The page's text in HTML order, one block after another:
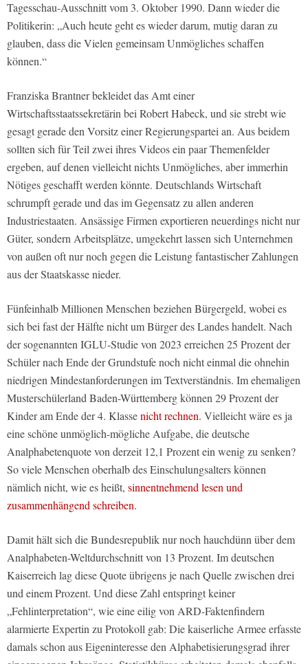
Tagesschau-Ausschnitt vom 3. Oktober 1990. Dann wieder die
Politikerin: „Auch heute geht es wieder darum, mutig daran zu
glauben, dass die Vielen gemeinsam Unmögliches schaffen
können.“
Franziska Brantner bekleidet das Amt einer
Wirtschaftsstaatssekretärin bei Robert Habeck, und sie strebt wie
gesagt gerade den Vorsitz einer Regierungspartei an. Aus beidem
sollten sich für Teil zwei ihres Videos ein paar Themenfelder
ergeben, auf denen vielleicht nichts Unmögliches, aber immerhin
Nötiges geschafft werden könnte. Deutschlands Wirtschaft
schrumpft gerade und das im Gegensatz zu allen anderen
Industriestaaten. Ansässige Firmen exportieren neuerdings nicht nur
Güter, sondern Arbeitsplätze, umgekehrt lassen sich Unternehmen
von außen oft nur noch gegen die Leistung fantastischer Zahlungen
aus der Staatskasse nieder.
Fünfeinhalb Millionen Menschen beziehen Bürgergeld, wobei es
sich bei fast der Hälfte nicht um Bürger des Landes handelt. Nach
der sogenannten IGLU-Studie von 2023 erreichen 25 Prozent der
Schüler nach Ende der Grundstufe noch nicht einmal die ohnehin
niedrigen Mindestanforderungen im Textverständnis. Im ehemaligen
Musterschülerland Baden-Württemberg können 29 Prozent der
Kinder am Ende der 4. Klassenicht rechnen. Vielleicht wäre es ja
eine schöne unmöglich-mögliche Aufgabe, die deutsche
Analphabetenquote von derzeit 12,1 Prozent ein wenig zu senken?
So viele Menschen oberhalb des Einschulungsalters können
nämlich nicht, wie es heißt, sinnentnehmend lesen und
zusammenhängend schreiben.
Damit hält sich die Bundesrepublik nur noch hauchdünn über dem
Analphabeten-Weltdurchschnitt von 13 Prozent. Im deutschen
Kaiserreich lag diese Quote übrigens je nach Quelle zwischen drei
und einem Prozent. Und diese Zahl entspringt keiner
„Fehlinterpretation“, wie eine eilig von ARD-Faktenfindern
alarmierte Expertin zu Protokoll gab: Die kaiserliche Armee erfasste
damals schon aus Eigeninteresse den Alphabetisierungsgrad ihrer